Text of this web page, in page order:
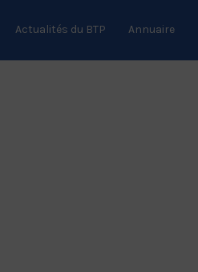
Actualités du BTP Annuaire